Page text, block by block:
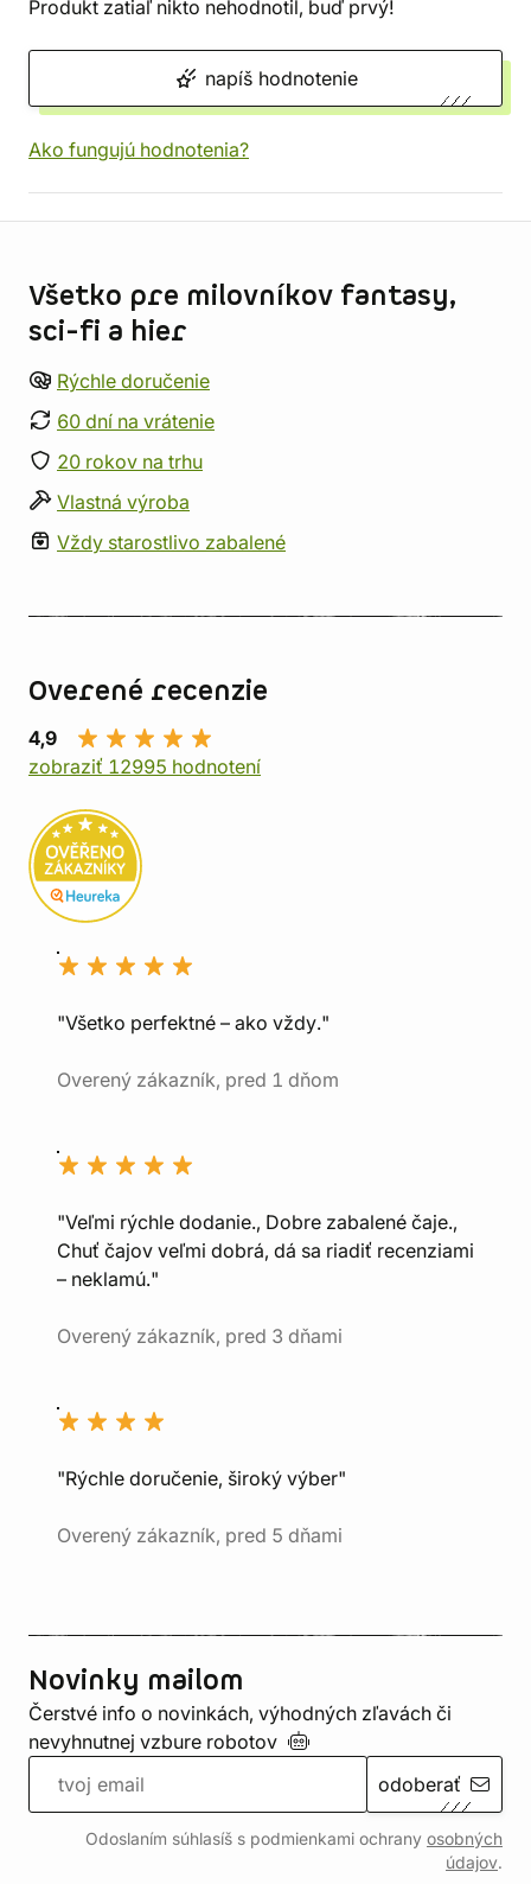
Produkt zatiaľ nikto nehodnotil, buď prvý!
napíš hodnotenie
Ako fungujú hodnotenia?
Všetko pre milovníkov fantasy,
sci-fi a hier
Rýchle doručenie
60 dní na vrátenie
20 rokov na trhu
Vlastná výroba
Vždy starostlivo zabalené
Overené recenzie
4,9
zobraziť 12995 hodnotení
"Všetko perfektné – ako vždy."
Overený zákazník, pred 1 dňom
"Veľmi rýchle dodanie., Dobre zabalené čaje.,
Chuť čajov veľmi dobrá, dá sa riadiť recenziami
– neklamú."
Overený zákazník, pred 3 dňami
"Rýchle doručenie, široký výber"
Overený zákazník, pred 5 dňami
Novinky mailom
Čerstvé info o novinkách, výhodných zľavách či
nevyhnutnej vzbure robotov
odoberať
Odoslaním súhlasíš s podmienkami ochrany osobných
údajov.